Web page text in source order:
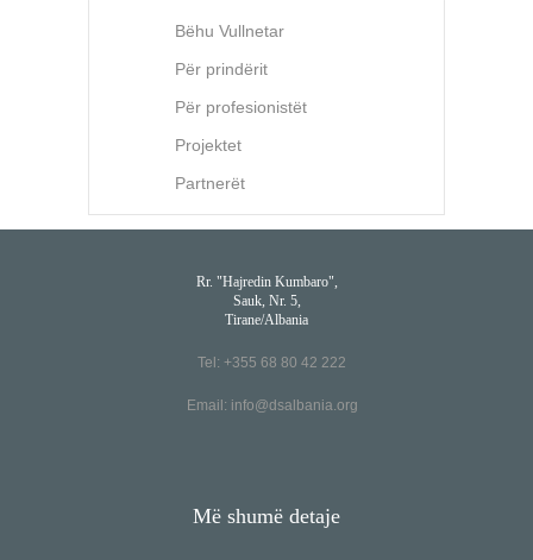
Bëhu Vullnetar
Për prindërit
Për profesionistët
Projektet
Partnerët
Rr. "Hajredin Kumbaro",
Sauk, Nr. 5,
Tirane/Albania
Tel: +355 68 80 42 222
Email: info@dsalbania.org
Më shumë detaje